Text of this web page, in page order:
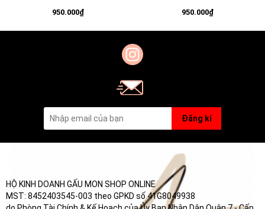
950.000₫ 950.000₫
Đăng kí
HỘ KINH DOANH GẤU MON SHOP ONLINE
MST: 8452403545-003 theo GPKD số 41G8049938